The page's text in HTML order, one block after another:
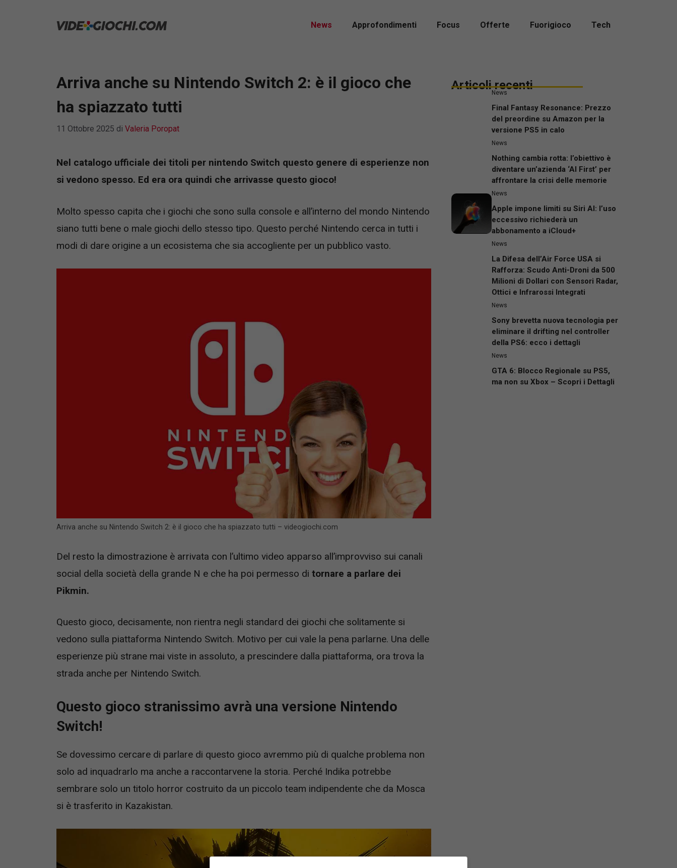
News Approfondimenti Focus Offerte Fuorigioco Tech
Arriva anche su Nintendo Switch 2: è il gioco che
ha spiazzato tutti
11 Ottobre 2025 di Valeria Poropat
Nel catalogo ufficiale dei titoli per nintendo Switch questo genere di esperienze non
si vedono spesso. Ed era ora quindi che arrivasse questo gioco!
Molto spesso capita che i giochi che sono sulla console e all’interno del mondo Nintendo
siano tutti bene o male giochi dello stesso tipo. Questo perché Nintendo cerca in tutti i
modi di dare origine a un ecosistema che sia accogliente per un pubblico vasto.
Arriva anche su Nintendo Switch 2: è il gioco che ha spiazzato tutti – videogiochi.com
Del resto la dimostrazione è arrivata con l’ultimo video apparso all’improvviso sui canali
social della società della grande N e che ha poi permesso di tornare a parlare dei
Pikmin.
Questo gioco, decisamente, non rientra negli standard dei giochi che solitamente si
vedono sulla piattaforma Nintendo Switch. Motivo per cui vale la pena parlarne. Una delle
esperienze più strane mai viste in assoluto, a prescindere dalla piattaforma, ora trova la
strada anche per Nintendo Switch.
Questo gioco stranissimo avrà una versione Nintendo
Switch!
Se dovessimo cercare di parlare di questo gioco avremmo più di qualche problema non
solo ad inquadrarlo ma anche a raccontarvene la storia. Perché Indika potrebbe
sembrare solo un titolo horror costruito da un piccolo team indipendente che da Mosca
si è trasferito in Kazakistan.
Articoli recenti
News
Final Fantasy Resonance: Prezzo
del preordine su Amazon per la
versione PS5 in calo
News
Nothing cambia rotta: l’obiettivo è
diventare un’azienda ‘AI First’ per
affrontare la crisi delle memorie
News
Apple impone limiti su Siri AI: l’uso
eccessivo richiederà un
abbonamento a iCloud+
News
La Difesa dell’Air Force USA si
Rafforza: Scudo Anti-Droni da 500
Milioni di Dollari con Sensori Radar,
Ottici e Infrarossi Integrati
News
Sony brevetta nuova tecnologia per
eliminare il drifting nel controller
della PS6: ecco i dettagli
News
GTA 6: Blocco Regionale su PS5,
ma non su Xbox – Scopri i Dettagli